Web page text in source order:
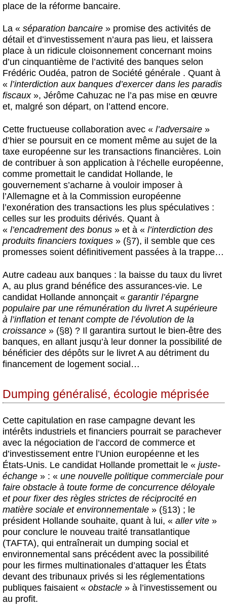
place de la réforme bancaire.
La « séparation bancaire » promise des activités de
détail et d’investissement n’aura pas lieu, et laissera
place à un ridicule cloisonnement concernant moins
d’un cinquantième de l’activité des banques selon
Frédéric Oudéa, patron de Société générale . Quant à
« l’interdiction aux banques d’exercer dans les paradis
fiscaux», Jérôme Cahuzac ne l’a pas mise en œuvre
et, malgré son départ, on l’attend encore.
Cette fructueuse collaboration avec « l’adversaire »
d’hier se poursuit en ce moment même au sujet de la
taxe européenne sur les transactions financières. Loin
de contribuer à son application à l’échelle européenne,
comme promettait le candidat Hollande, le
gouvernement s’acharne à vouloir imposer à
l’Allemagne et à la Commission européenne
l’exonération des transactions les plus spéculatives :
celles sur les produits dérivés. Quant à
« l’encadrement des bonus » et à « l’interdiction des
produits financiers toxiques » (§7), il semble que ces
promesses soient définitivement passées à la trappe…
Autre cadeau aux banques : la baisse du taux du livret
A, au plus grand bénéfice des assurances-vie. Le
candidat Hollande annonçait « garantir l’épargne
populaire par une rémunération du livret A supérieure
à l’inﬂation et tenant compte de l’évolution de la
croissance » (§8) ? Il garantira surtout le bien-être des
banques, en allant jusqu’à leur donner la possibilité de
bénéficier des dépôts sur le livret A au détriment du
financement de logement social…
Dumping généralisé, écologie méprisée
Cette capitulation en rase campagne devant les
intérêts industriels et financiers pourrait se parachever
avec la négociation de l’accord de commerce et
d’investissement entre l’Union européenne et les
États-Unis. Le candidat Hollande promettait le « juste-
échange » : « une nouvelle politique commerciale pour
faire obstacle à toute forme de concurrence déloyale
et pour ﬁxer des règles strictes de réciprocité en
matière sociale et environnementale » (§13) ; le
président Hollande souhaite, quant à lui, « aller vite »
pour conclure le nouveau traité transatlantique
(TAFTA), qui entraînerait un dumping social et
environnemental sans précédent avec la possibilité
pour les firmes multinationales d’attaquer les États
devant des tribunaux privés si les réglementations
publiques faisaient « obstacle » à l’investissement ou
au profit.